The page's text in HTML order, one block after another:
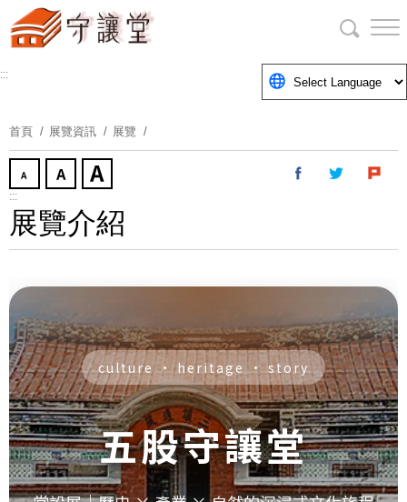
到
要
塊
:::
首頁 展覽資訊 展覽
:::
展覽介紹
culture · heritage · story
五股守讓堂